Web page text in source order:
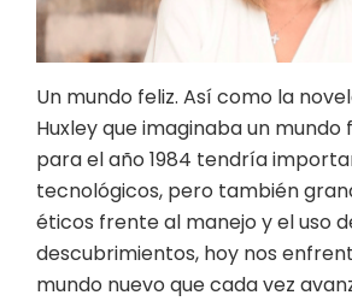
Un mundo feliz. Así como la
Huxley que imaginaba un mundo
para el año 1984 tendría
tecnológicos, pero también
éticos frente al manejo y el uso
descubrimientos, hoy nos
mundo nuevo que cada vez